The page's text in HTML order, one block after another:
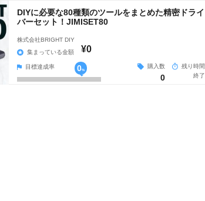
DIYに必要な80種類のツールをまとめた精密ドライ
バーセット！JIMISET80
株式会社BRIGHT DIY
集まっている金額
¥0
目標達成率 0%
購入数
0
残り時間
終了